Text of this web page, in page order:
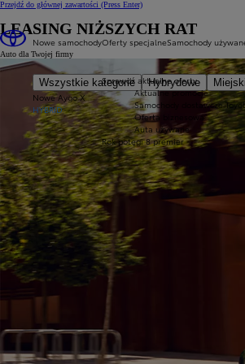
Przejdź do głównej zawartości (Press Enter)
Nowe samochody
Wszystkie kategorie Hybrydowe
Nowe Aygo X
HYBRID
Oferty specjalne
Sprawdź aktualne oferty
Aktualne promocje
Samochody dostawcze
Oferta biznesowa
Auta używane
Rok potęgi 8 premier
Samochody
LEASING NIŻSZYCH RAT
Auto dla Twojej firmy